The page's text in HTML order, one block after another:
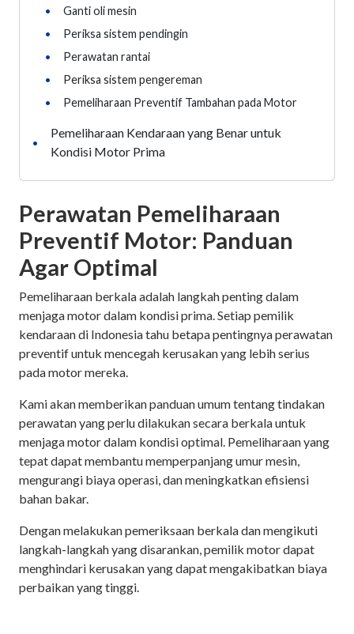
•
Ganti oli mesin
•
Periksa sistem pendingin
•
Perawatan rantai
•
Periksa sistem pengereman
•
Pemeliharaan Preventif Tambahan pada Motor
•
Pemeliharaan Kendaraan yang Benar untuk
Kondisi Motor Prima
Perawatan Pemeliharaan
Preventif Motor: Panduan
Agar Optimal
Pemeliharaan berkala adalah langkah penting dalam
menjaga motor dalam kondisi prima. Setiap pemilik
kendaraan di Indonesia tahu betapa pentingnya perawatan
preventif untuk mencegah kerusakan yang lebih serius
pada motor mereka.
Kami akan memberikan panduan umum tentang tindakan
perawatan yang perlu dilakukan secara berkala untuk
menjaga motor dalam kondisi optimal. Pemeliharaan yang
tepat dapat membantu memperpanjang umur mesin,
mengurangi biaya operasi, dan meningkatkan efisiensi
bahan bakar.
Dengan melakukan pemeriksaan berkala dan mengikuti
langkah-langkah yang disarankan, pemilik motor dapat
menghindari kerusakan yang dapat mengakibatkan biaya
perbaikan yang tinggi.